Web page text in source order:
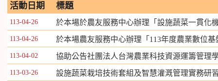
活動日期 標題
113-04-26 於本場於農友服務中心辦理「設施蔬菜一貫化
113-04-26 於本場農友服務中心辦理「113年度農業數位
113-04-02 協助公告社團法人台灣農業科技資源運籌管理
113-03-26 設施蔬菜栽培技術套組及智慧灌溉管理實務研